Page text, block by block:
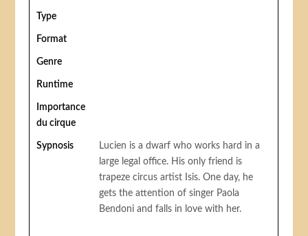
Type
Format
Genre
Runtime
Importance
du cirque
Sypnosis
Lucien is a dwarf who works hard in a
large legal office. His only friend is
trapeze circus artist Isis. One day, he
gets the attention of singer Paola
Bendoni and falls in love with her.